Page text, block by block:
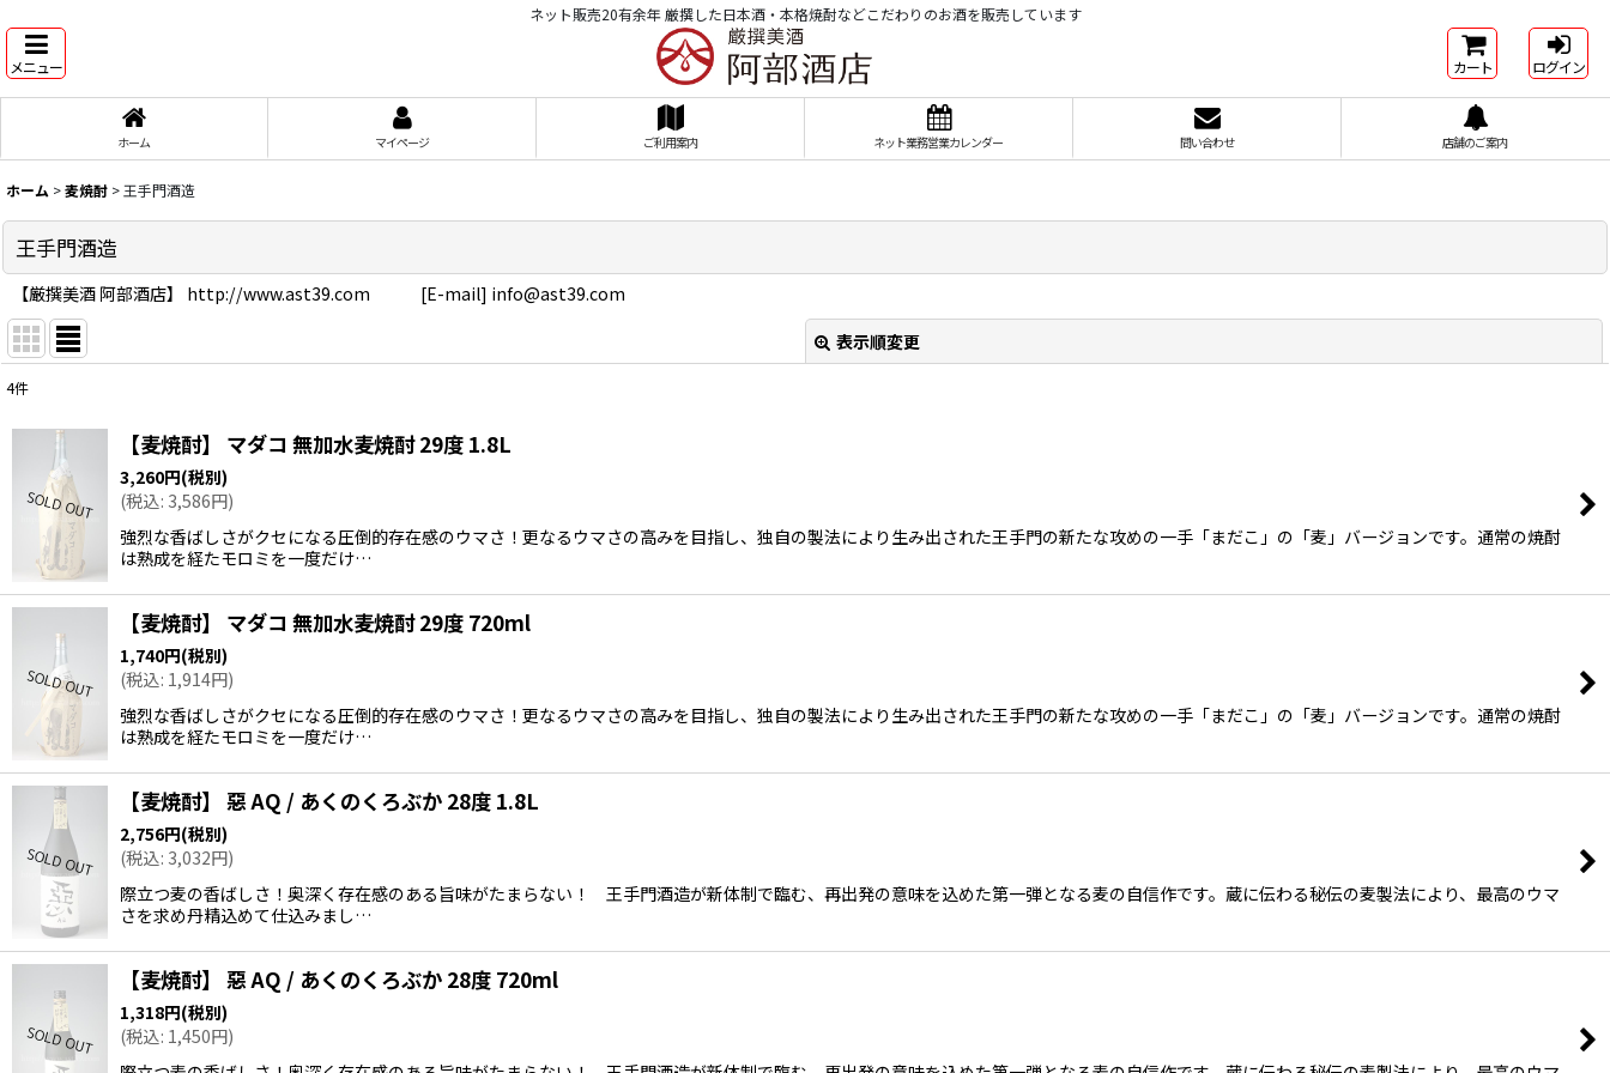
ネット販売20有余年 厳撰した日本酒・本格焼酎などこだわりのお酒を販売しています
メニュー カート ログイン
ホーム マイページ ご利用案内 ネット業務営業カレンダー 問い合わせ 店舗のご案内
ホーム >麦焼酎 >王手門酒造
王手門酒造
【厳撰美酒 阿部酒店】 http://www.ast39.com [E-mail] info@ast39.com
表示順変更
在庫あり
並び順:
4件
【麦焼酎】 マダコ 無加水麦焼酎 29度 1.8L
3,260円(税別)
(税込: 3,586円)
強烈な香ばしさがクセになる圧倒的存在感のウマさ！更なるウマさの高みを目指し、独自の製法により生み出された王手門の新たな攻めの一手「まだこ」の「麦」バージョンです。通常の焼酎
は熟成を経たモロミを一度だけ…
【麦焼酎】 マダコ 無加水麦焼酎 29度 720ml
1,740円(税別)
(税込: 1,914円)
強烈な香ばしさがクセになる圧倒的存在感のウマさ！更なるウマさの高みを目指し、独自の製法により生み出された王手門の新たな攻めの一手「まだこ」の「麦」バージョンです。通常の焼酎
は熟成を経たモロミを一度だけ…
【麦焼酎】 惡 AQ / あくのくろぶか 28度 1.8L
2,756円(税別)
(税込: 3,032円)
際立つ麦の香ばしさ！奥深く存在感のある旨味がたまらない！ 王手門酒造が新体制で臨む、再出発の意味を込めた第一弾となる麦の自信作です。蔵に伝わる秘伝の麦製法により、最高のウマ
さを求め丹精込めて仕込みまし…
【麦焼酎】 惡 AQ / あくのくろぶか 28度 720ml
1,318円(税別)
(税込: 1,450円)